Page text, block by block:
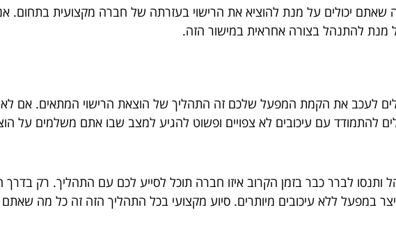
שאתם יכולים על מנת להוציא את הרישוי בעזרתה של חברה מקצועית בתחום.
מנת להתנהל בצורה אחראית במישור הזה.
לעכב את הקמת המפעל שלכם זה התהליך של הוצאת הרישוי המתאים. אם לא
להתמודד עם עיכובים לא צפויים ופשוט להגיע למצב שבו אתם משלמים על
לברר כבר בזמן הקרוב איזו חברה תוכל לסייע לכם עם התהליך. רק בדרך
במפעל ללא עיכובים מיותרים. סיוע מקצועי בכל התהליך הזה זה כל מה